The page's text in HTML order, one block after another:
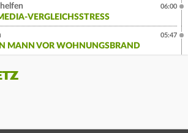
VERGLEICHSSTRESS
06:00
MANN VOR WOHNUNGSBRAND
05:47